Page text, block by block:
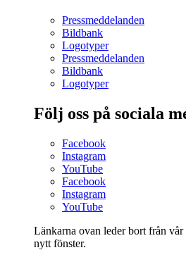
Pressmeddelanden
Bildbank
Logotyper
Pressmeddelanden
Bildbank
Logotyper
Följ oss på sociala
Facebook
Instagram
YouTube
Facebook
Instagram
YouTube
Länkarna ovan leder bort från
nytt fönster.